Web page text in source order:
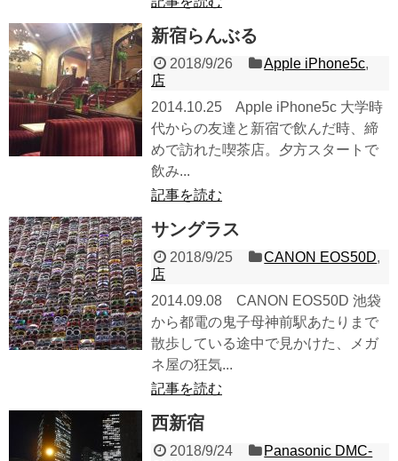
新宿らんぶる
2018/9/26 Apple iPhone5c,
店
2014.10.25 Apple iPhone5c 大学時
代からの友達と新宿で飲んだ時、締
めで訪れた喫茶店。夕方スタートで
飲み...
記事を読む
サングラス
2018/9/25 CANON EOS50D,
店
2014.09.08 CANON EOS50D 池袋
から都電の鬼子母神前駅あたりまで
散歩している途中で見かけた、メガ
ネ屋の狂気...
記事を読む
西新宿
2018/9/24
Panasonic DMC-